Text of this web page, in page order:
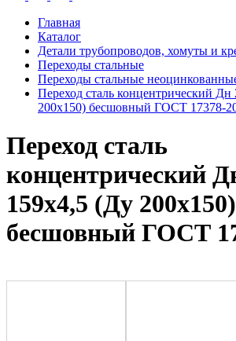
Главная
Каталог
Детали трубопроводов, хомуты и
Переходы стальные
Переходы стальные
Переход сталь концентрический
200х150) бесшовный ГОСТ 17378-
Переход сталь
концентрический
159х4,5 (Ду 200х150)
бесшовный ГОСТ